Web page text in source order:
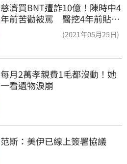
慈濟買BNT遭詐10億！陳時中4
年前苦勸被罵 醫挖4年前貼
(2021年05月25日)
每月2萬孝親費1毛都沒動！她
一看遺物淚崩
范斯：美伊已線上簽署協議